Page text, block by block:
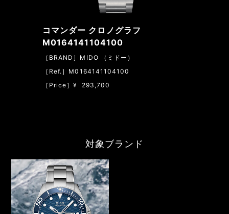
コマンダー クロノグラフ
M0164141104100
［BRAND］MIDO （ミドー）
［Ref.］M0164141104100
［Price］¥ 293,700
対象ブランド